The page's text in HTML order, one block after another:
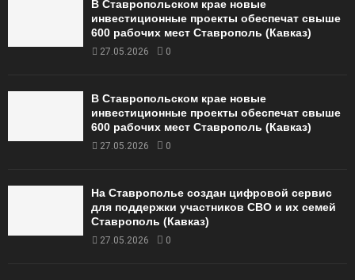
В Ставропольском крае новые
инвестиционные проекты обеспечат свыше
600 рабочих мест Ставрополь (Кавказ)
27.05.2026 0
В Ставропольском крае новые
инвестиционные проекты обеспечат свыше
600 рабочих мест Ставрополь (Кавказ)
27.05.2026 0
На Ставрополье создан цифровой сервис
для поддержки участников СВО и их семей
Ставрополь (Кавказ)
27.05.2026 0